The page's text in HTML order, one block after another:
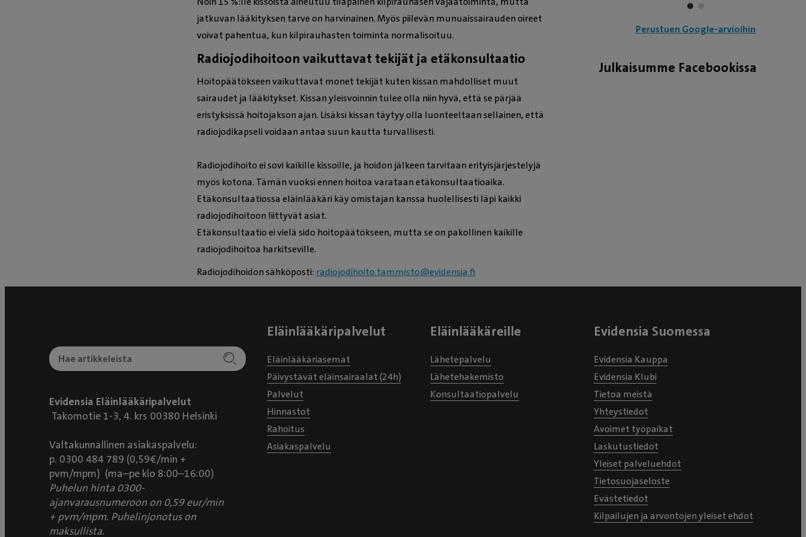
jatkuvan lääkityksen tarve on harvinainen. Myös piilevän munuaissairauden oireet
voivat pahentua, kun kilpirauhasten toiminta normalisoituu.
Radiojodihoitoon vaikuttavat tekijät ja etäkonsultaatio
Hoitopäätökseen vaikuttavat monet tekijät kuten kissan mahdolliset muut
sairaudet ja lääkitykset. Kissan yleisvoinnin tulee olla niin hyvä, että se pärjää
eristyksissä hoitojakson ajan. Lisäksi kissan täytyy olla luonteeltaan sellainen, että
radiojodikapseli voidaan antaa suun kautta turvallisesti.
Radiojodihoito ei sovi kaikille kissoille, ja hoidon jälkeen tarvitaan erityisjärjestelyjä
myös kotona. Tämän vuoksi ennen hoitoa varataan etäkonsultaatioaika.
Etäkonsultaatiossa eläinlääkäri käy omistajan kanssa huolellisesti läpi kaikki
radiojodihoitoon liittyvät asiat.
Etäkonsultaatio ei vielä sido hoitopäätökseen, mutta se on pakollinen kaikille
radiojodihoitoa harkitseville.
Radiojodihoidon sähköposti: radiojodihoito.tammisto@evidensia.fi
vaikka omavastuu osuus on
Perustuen Google-arvioihin
Julkaisumme Facebookissa
Evidensia Eläinlääkäripalvelut
Takomotie 1-3, 4. krs 00380 Helsinki
Valtakunnallinen asiakaspalvelu:
p. 0300 484 789 (0,59€/min +
pvm/mpm) (ma–pe klo 8:00–16:00)
Puhelun hinta 0300-
ajanvarausnumeroon on 0,59 eur/min
+ pvm/mpm. Puhelinjonotus on
maksullista.
Eläinlääkäripalvelut
Eläinlääkäriasemat
Päivystävät eläinsairaalat (24h)
Palvelut
Hinnastot
Rahoitus
Asiakaspalvelu
Eläinlääkäreille
Lähetepalvelu
Lähetehakemisto
Konsultaatiopalvelu
Evidensia Suomessa
Evidensia Kauppa
Evidensia Klubi
Tietoa meistä
Yhteystiedot
Avoimet työpaikat
Laskutustiedot
Yleiset palveluehdot
Tietosuojaseloste
Evästetiedot
Kilpailujen ja arvontojen yleiset ehdot